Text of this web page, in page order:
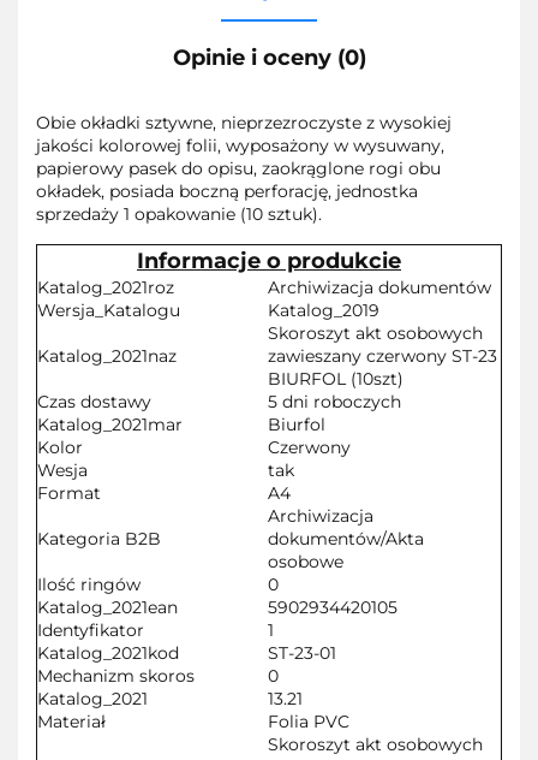
Opinie i oceny (0)
Obie okładki sztywne, nieprzezroczyste z wysokiej
jakości kolorowej folii, wyposażony w wysuwany,
papierowy pasek do opisu, zaokrąglone rogi obu
okładek, posiada boczną perforację, jednostka
sprzedaży 1 opakowanie (10 sztuk).
Informacje o produkcie
Katalog_2021roz
Archiwizacja dokumentów
Wersja_Katalogu
Katalog_2019
Katalog_2021naz
Skoroszyt akt osobowych
zawieszany czerwony ST-23
BIURFOL (10szt)
Czas dostawy
5 dni roboczych
Katalog_2021mar
Biurfol
Kolor
Czerwony
Wesja
tak
Format
A4
Kategoria B2B
Archiwizacja
dokumentów/Akta
osobowe
Ilość ringów
0
Katalog_2021ean
5902934420105
Identyfikator
1
Katalog_2021kod
ST-23-01
Mechanizm skoros
0
Katalog_2021
13.21
Materiał
Folia PVC
Skoroszyt akt osobowych